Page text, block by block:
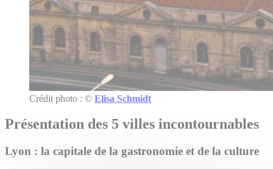
Crédit photo : © Elisa Schmidt
Présentation des 5 villes incontournables
Lyon : la capitale de la gastronomie et de la culture